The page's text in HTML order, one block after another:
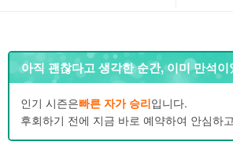
아직 괜찮다고 생각한 순간, 이미 만석이
인기 시즌은빠른 자가 승리입니다.
후회하기 전에 지금 바로 예약하여 안심하